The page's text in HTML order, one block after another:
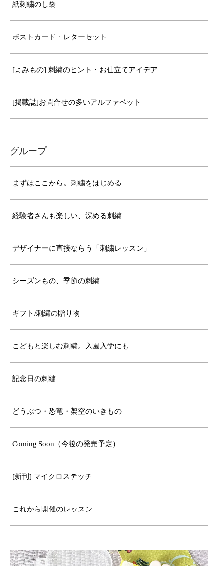
紙刺繍のし袋
ポストカード・レターセット
[よみもの] 刺繍のヒント・お仕立てアイデア
[掲載誌]お問合せの多いアルファベット
グループ
まずはここから。刺繍をはじめる
経験者さんも楽しい、深める刺繍
デザイナーに直接ならう「刺繍レッスン」
シーズンもの、季節の刺繍
ギフト/刺繍の贈り物
こどもと楽しむ刺繍。入園入学にも
記念日の刺繍
どうぶつ・恐竜・架空のいきもの
Coming Soon（今後の発売予定）
[新刊] マイクロステッチ
これから開催のレッスン